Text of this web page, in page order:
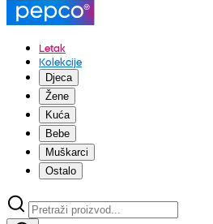
Letak
Kolekcije
Djeca
Žene
Kuća
Bebe
Muškarci
Ostalo